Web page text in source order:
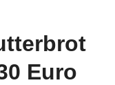
Euro